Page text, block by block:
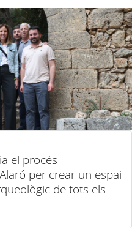
el procés
per crear un espai
de tots els